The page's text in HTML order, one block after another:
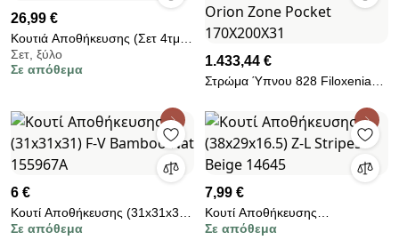
26,99 €
Κουτιά Αποθήκευσης (Σετ 4τμχ)
T-D 84194195 Beige
Σετ, ξύλο
Σε απόθεμα
1.433,44 €
Στρώμα Ύπνου 828 Filoxenia
Latex Tablet Orion Zone Pocket
6 €
Κουτί Αποθήκευσης (31x31x31)
F-V Bamboo Nat 155967A
Σε απόθεμα
7,99 €
Κουτί Αποθήκευσης
(38x29x16.5) Z-L Stripes Beige
Σε απόθεμα